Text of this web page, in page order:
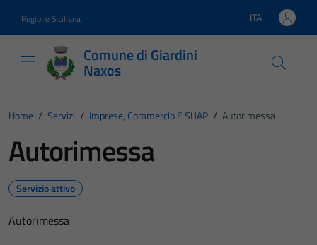
Regione Siciliana Lingua attiva:
ITA
Comune di Giardini
Naxos
Home / Servizi / Imprese, Commercio E SUAP / Autorimessa
Autorimessa
Servizio attivo
Autorimessa